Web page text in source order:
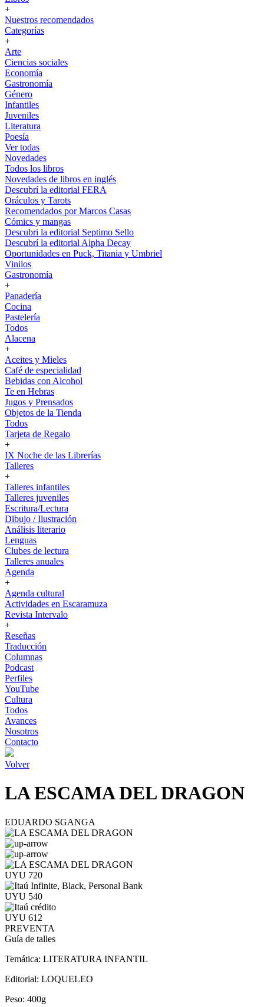
+
Nuestros recomendados
Categorías
+
Arte
Ciencias sociales
Economía
Gastronomía
Género
Infantiles
Juveniles
Literatura
Poesía
Ver todas
Novedades
Todos los libros
Novedades de libros en inglés
Descubrí la editorial FERA
Oráculos y Tarots
Recomendados por Marcos Casas
Cómics y mangas
Descubri la editorial Septimo Sello
Descubrí la editorial Alpha Decay
Oportunidades en Puck, Titania y Umbriel
Vinilos
Gastronomía
+
Panadería
Cocina
Pastelería
Todos
Alacena
+
Aceites y Mieles
Café de especialidad
Bebidas con Alcohol
Te en Hebras
Jugos y Prensados
Objetos de la Tienda
Todos
Tarjeta de Regalo
+
IX Noche de las Librerías
Talleres
+
Talleres infantiles
Talleres juveniles
Escritura/Lectura
Dibujo / Ilustración
Análisis literario
Lenguas
Clubes de lectura
Talleres anuales
Agenda
+
Agenda cultural
Actividades en Escaramuza
Revista Intervalo
+
Reseñas
Traducción
Columnas
Podcast
Perfiles
YouTube
Cultura
Todos
Avances
Nosotros
Contacto
Volver
LA ESCAMA DEL DRAGON
EDUARDO SGANGA
UYU 720
UYU 540
UYU 612
PREVENTA
Guía de talles
Temática: LITERATURA INFANTIL
Editorial: LOQUELEO
Peso: 400g